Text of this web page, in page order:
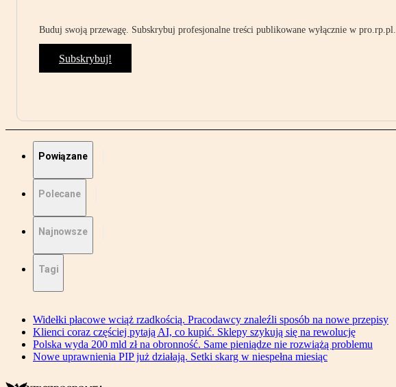
Buduj swoją przewagę. Subskrybuj profesjonalne treści publikowane wyłącznie w pro.rp.pl.
Subskrybuj!
Powiązane
Polecane
Najnowsze
Tagi
Widełki płacowe wciąż rzadkością. Pracodawcy znaleźli sposób na nowe przepisy
Klienci coraz częściej pytają AI, co kupić. Sklepy szykują się na rewolucję
Polska wyda 200 mld zł na obronność. Same pieniądze nie rozwiążą problemu
Nowe uprawnienia PIP już działają. Setki skarg w niespełna miesiąc